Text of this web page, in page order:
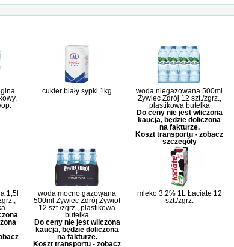
op.
cukier biały sypki 1kg
woda niegazowana 500ml
Żywiec Zdrój 12 szt./zgrz.,
plastikowa butelka
Do ceny nie jest wliczona
kaucja, będzie doliczona
na fakturze.
Koszt transportu - zobacz
szczegóły
1,5l
woda mocno gazowana
500ml Żywiec Zdrój Żywioł
12 szt./zgrz., plastikowa
butelka
Do ceny nie jest wliczona
kaucja, będzie doliczona
na fakturze.
Koszt transportu - zobacz
mleko 3,2% 1L Łaciate 12
szt./zgrz.